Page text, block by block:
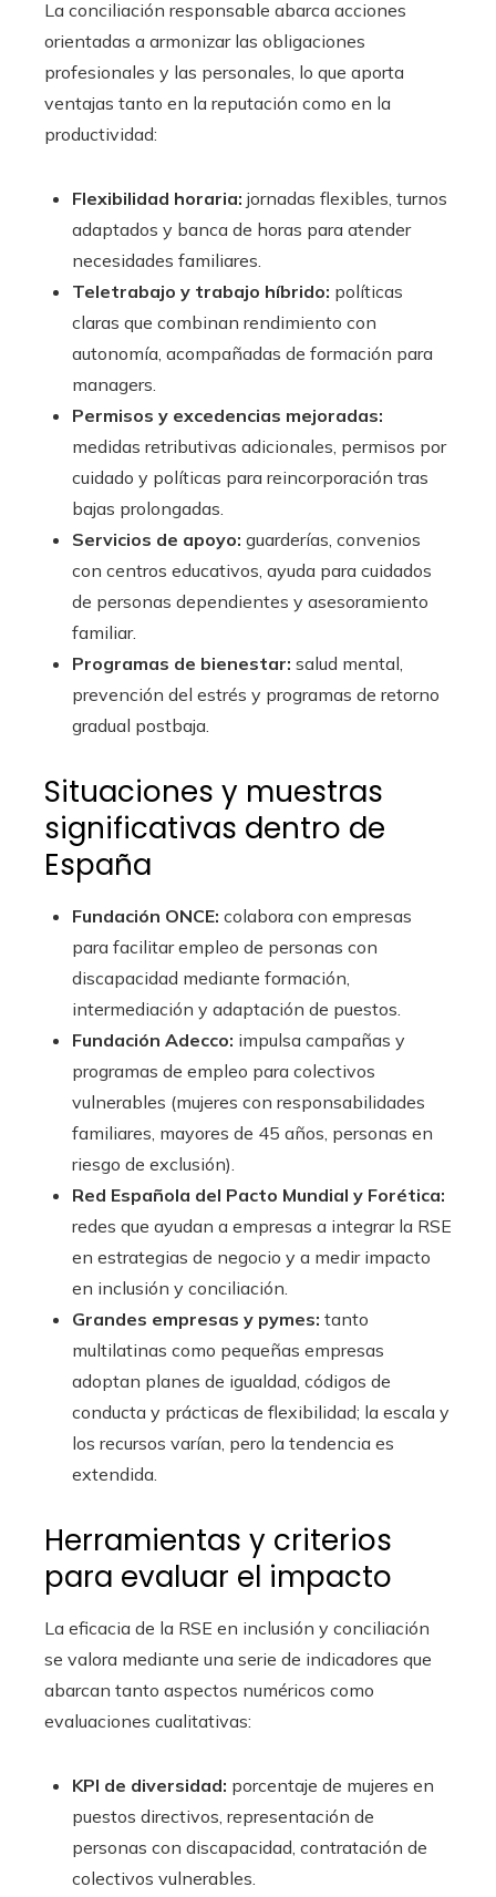
La conciliación responsable abarca acciones
orientadas a armonizar las obligaciones
profesionales y las personales, lo que aporta
ventajas tanto en la reputación como en la
productividad:
Flexibilidad horaria: jornadas flexibles, turnos
adaptados y banca de horas para atender
necesidades familiares.
Teletrabajo y trabajo híbrido: políticas
claras que combinan rendimiento con
autonomía, acompañadas de formación para
managers.
Permisos y excedencias mejoradas:
medidas retributivas adicionales, permisos por
cuidado y políticas para reincorporación tras
bajas prolongadas.
Servicios de apoyo: guarderías, convenios
con centros educativos, ayuda para cuidados
de personas dependientes y asesoramiento
familiar.
Programas de bienestar: salud mental,
prevención del estrés y programas de retorno
gradual postbaja.
Situaciones y muestras
significativas dentro de
España
Fundación ONCE: colabora con empresas
para facilitar empleo de personas con
discapacidad mediante formación,
intermediación y adaptación de puestos.
Fundación Adecco: impulsa campañas y
programas de empleo para colectivos
vulnerables (mujeres con responsabilidades
familiares, mayores de 45 años, personas en
riesgo de exclusión).
Red Española del Pacto Mundial y Forética:
redes que ayudan a empresas a integrar la RSE
en estrategias de negocio y a medir impacto
en inclusión y conciliación.
Grandes empresas y pymes: tanto
multilatinas como pequeñas empresas
adoptan planes de igualdad, códigos de
conducta y prácticas de flexibilidad; la escala y
los recursos varían, pero la tendencia es
extendida.
Herramientas y criterios
para evaluar el impacto
La eficacia de la RSE en inclusión y conciliación
se valora mediante una serie de indicadores que
abarcan tanto aspectos numéricos como
evaluaciones cualitativas:
KPI de diversidad: porcentaje de mujeres en
puestos directivos, representación de
personas con discapacidad, contratación de
colectivos vulnerables.